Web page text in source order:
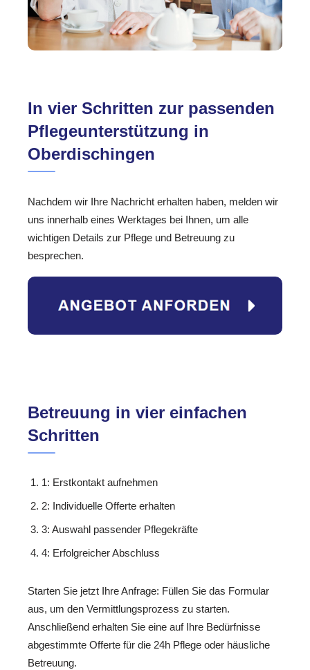
In vier Schritten zur passenden
Pflegeunterstützung in
Oberdischingen
Nachdem wir Ihre Nachricht erhalten haben, melden wir
uns innerhalb eines Werktages bei Ihnen, um alle
wichtigen Details zur Pflege und Betreuung zu
besprechen.
Betreuung in vier einfachen
Schritten
1: Erstkontakt aufnehmen
2: Individuelle Offerte erhalten
3: Auswahl passender Pflegekräfte
4: Erfolgreicher Abschluss
Starten Sie jetzt Ihre Anfrage: Füllen Sie das Formular
aus, um den Vermittlungsprozess zu starten.
Anschließend erhalten Sie eine auf Ihre Bedürfnisse
abgestimmte Offerte für die 24h Pflege oder häusliche
Betreuung.